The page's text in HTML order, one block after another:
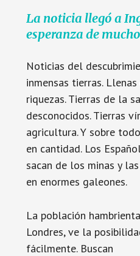
La noticia llegó a
esperanza de
Noticias del
inmensas tierras.
riquezas. Tierras de la
desconocidos. Tierras
agricultura. Y sobre
en cantidad. Los
sacan de los minas y
en enormes galeones.
La población
Londres, ve la
fácilmente. Buscan